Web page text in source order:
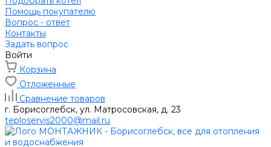
Помощь покупателю
Вопрос - ответ
Контакты
Задать вопрос
Войти
Корзина
Отложенные
Сравнение товаров
г. Борисоглебск, ул. Матросовская, д. 23
teploservis2000@mail.ru